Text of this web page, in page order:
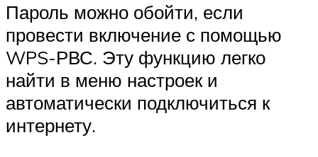
Пароль можно обойти, если
провести включение с помощью
WPS-РВС. Эту функцию легко
найти в меню настроек и
автоматически подключиться к
интернету.